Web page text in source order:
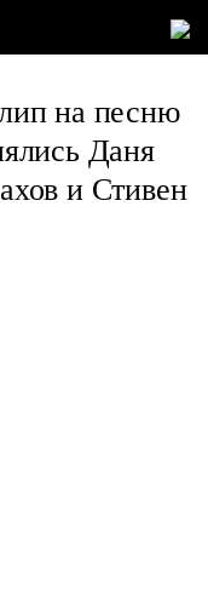
на песню
Даня
и Стивен